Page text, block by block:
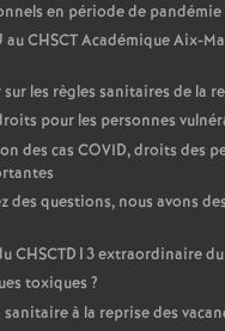
en période de pandémie
CHSCT Académique Aix-
les règles sanitaires de la
pour les personnes
des cas COVID, droits des
des questions, nous avons
CHSCTD13 extraordinaire
toxiques ?
à la reprise des